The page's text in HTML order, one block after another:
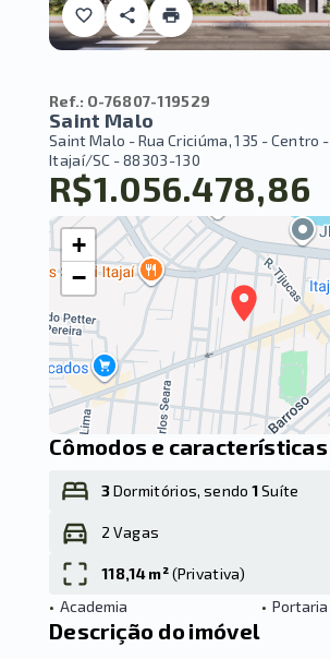
Ref.: O-76807-119529
Saint Malo
Saint Malo -Rua Criciúma, 135 - Centro -
Itajaí/SC - 88303-130
R$1.056.478,86
+
−
Cômodos e características
3Dormitórios, sendo1Suíte
2 Vagas
118,14 m²(Privativa)
• Academia • Portaria
Descrição do imóvel